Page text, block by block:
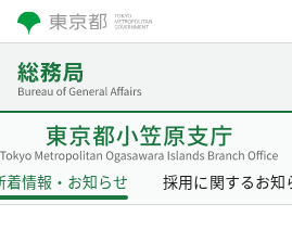
着情報・お知らせ 採用に関するお知